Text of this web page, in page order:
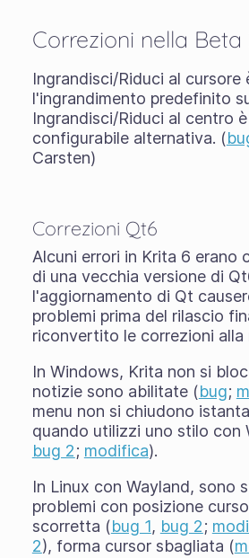
Correzioni nella Beta
Ingrandisci/Riduci al cursore
l'ingrandimento predefinito
Ingrandisci/Riduci al centro
configurabile alternativa. (
Carsten)
Correzioni Qt6
Alcuni errori in Krita 6 erano
di una vecchia versione di
l'aggiornamento di Qt
problemi prima del rilascio
riconvertito le correzioni alla
In Windows, Krita non si
notizie sono abilitate (bug;
menu non si chiudono
quando utilizzi uno stilo con
bug 2; modifica).
In Linux con Wayland, sono
problemi con posizione
scorretta (bug 1, bug 2;
2), forma cursor sbagliata (